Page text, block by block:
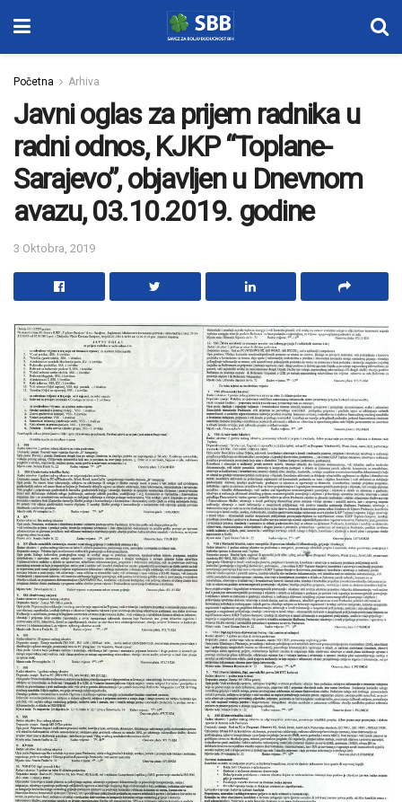
Početna Arhiva
Javni oglas za prijem radnika u
radni odnos, KJKP “Toplane-
Sarajevo”, objavljen u Dnevnom
avazu, 03.10.2019. godine
3 Oktobra, 2019